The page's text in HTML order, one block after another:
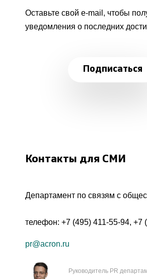
Оставьте свой e-mail, чтобы
уведомления о последних
Подписаться
Контакты для СМИ
Департамент по связям с
телефон: +7 (495) 411-55-94, +7
pr@acron.ru
Руководитель PR